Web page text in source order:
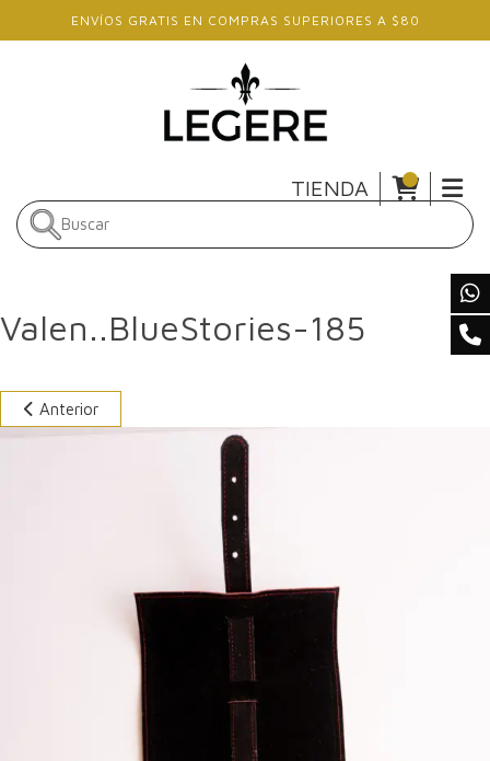
Skip to main content
ENVÍOS GRATIS EN COMPRAS SUPERIORES A $80
TIENDA
Valen..BlueStories-185
Anterior